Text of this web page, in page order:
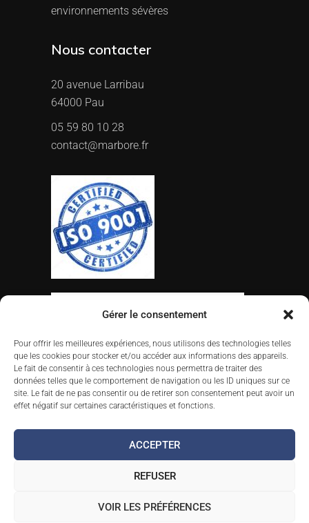
Gérer le consentement
Pour offrir les meilleures expériences, nous utilisons des technologies telles
que les cookies pour stocker et/ou accéder aux informations des appareils.
Le fait de consentir à ces technologies nous permettra de traiter des
données telles que le comportement de navigation ou les ID uniques sur ce
site. Le fait de ne pas consentir ou de retirer son consentement peut avoir un
effet négatif sur certaines caractéristiques et fonctions.
ACCEPTER
REFUSER
VOIR LES PRÉFÉRENCES
environnements sévères
Nous contacter
20 avenue Larribau
64000 Pau
05 59 80 10 28
contact@marbore.fr
2024 All Rights Reserved ©
Mentions légales–Politique de confidentialité